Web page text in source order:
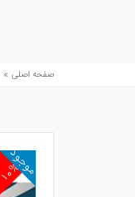
صفحه اصلی »
۱۰%
موجود